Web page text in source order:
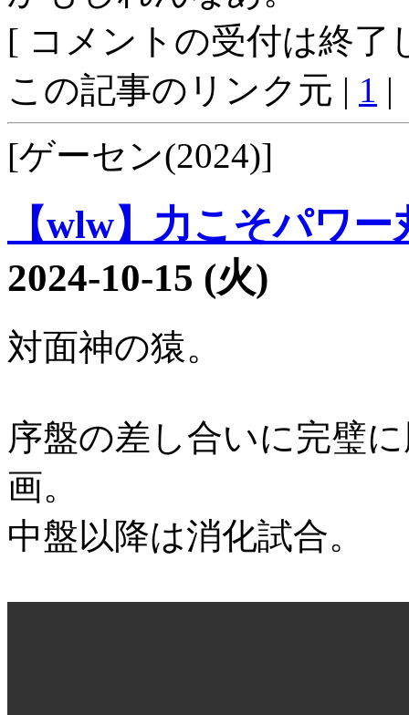
[ コメントの受付は終了
この記事のリンク元 | 1 |
[ゲーセン(2024)]
【wlw】力こそパワ
2024-10-15 (火)
対面神の猿。
序盤の差し合いに完璧
画。
中盤以降は消化試合。